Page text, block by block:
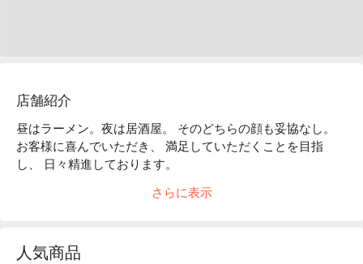
店舗紹介
昼はラーメン。夜は居酒屋。 そのどちらの顔も妥協なし。
お客様に喜んでいただき、 満足していただくことを目指
し、 日々精進しております。
さらに表示
人気商品